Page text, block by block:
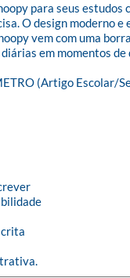
para seus
O design moderno
vem com uma
em momentos
(Artigo Escolar/